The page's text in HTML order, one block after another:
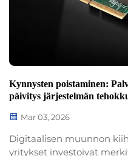
Kynnysten poistaminen:
päivitys järjestelmän
Mar 03, 2026
Digitaalisen muunnon
yritykset investoivat